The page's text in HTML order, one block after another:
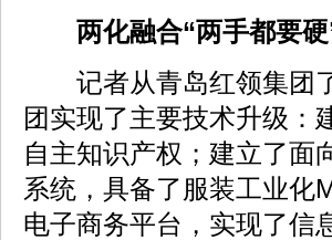
两化融合“两手都要硬
记者从青岛红领集团了
团实现了主要技术升级：
自主知识产权；建立了面
系统，具备了服装工业化
电子商务平台，实现了信